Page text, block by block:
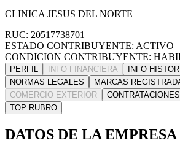
CLINICA JESUS DEL NORTE
RUC: 20517738701
ESTADO CONTRIBUYENTE: ACTIVO
CONDICION CONTRIBUYENTE:
PERFIL INFO FINANCIERA
INFO
NORMAS LEGALES
MARCAS
COMERCIO EXTERIOR
TOP RUBRO
DATOS DE LA EMPRESA